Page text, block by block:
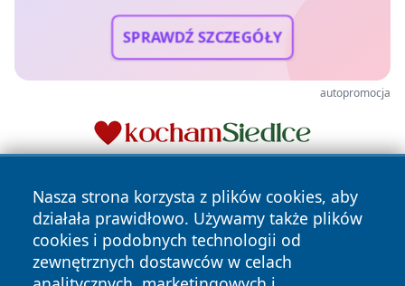
SPRAWDŹ SZCZEGÓŁY
autopromocja
Nasza strona korzysta z plików cookies, aby
działała prawidłowo. Używamy także plików
cookies i podobnych technologii od
zewnętrznych dostawców w celach